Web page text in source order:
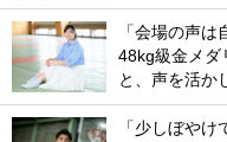
「会場の声
48kg級金メダ
と、声を活か
「少しぼや